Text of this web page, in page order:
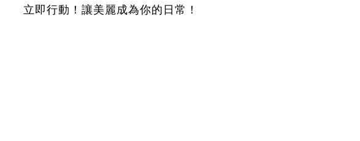
立即行動！讓美麗成為你的日常！